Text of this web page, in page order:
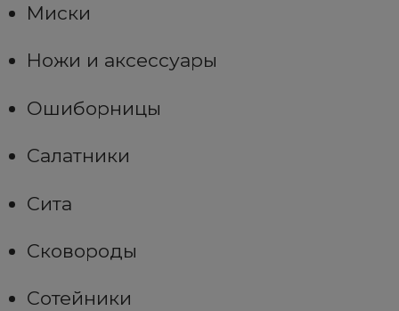
Миски
Ножи и аксессуары
Ошиборницы
Салатники
Сита
Сковороды
Сотейники